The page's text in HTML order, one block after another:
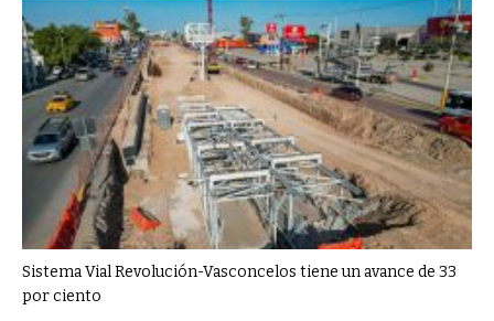
Sistema Vial Revolución-Vasconcelos tiene un avance de 33
por ciento